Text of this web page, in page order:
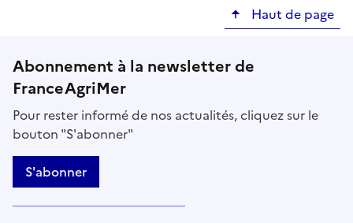
Haut de page
Abonnement à la newsletter de
FranceAgriMer
Pour rester informé de nos actualités, cliquez sur le
bouton "S'abonner"
S'abonner